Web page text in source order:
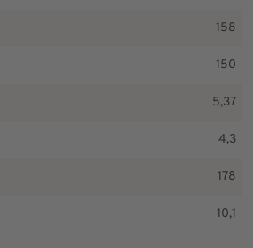
158
150
5,37
4,3
178
10,1